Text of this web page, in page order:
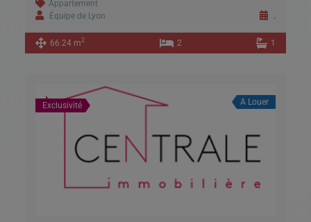
Appartement
Équipe de Lyon
.
66.24 m2 2 1
Exclusivité A Louer